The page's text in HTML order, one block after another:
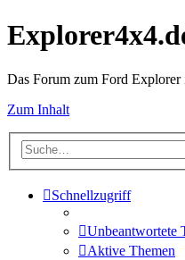
Das Forum zum Ford Explorer
Zum Inhalt
Schnellzugriff
Unbeantwortete
Aktive Themen